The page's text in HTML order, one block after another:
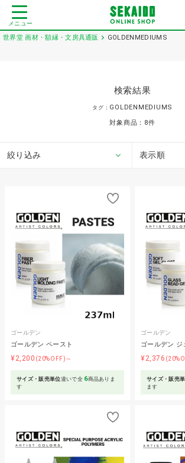
メニュー
世界堂 画材・額縁・文房具通販 GOLDENMEDIUMS
検索結果
タグ： GOLDENMEDIUMS
対象商品： 8件
絞り込み 表示順
ゴールデン
ゴールデン ペースト
¥2,200 (20%OFF)～
サイズ・販売単位違いで全 6商品ありま
す
ゴールデン
ゴールデン ジ
¥2,376
サイズ・販売
ます